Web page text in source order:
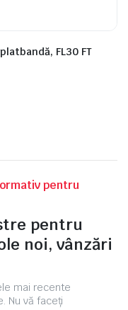
FL30 FT
pentru
pentru
noi, vânzări
mai recente
Nu vă faceți